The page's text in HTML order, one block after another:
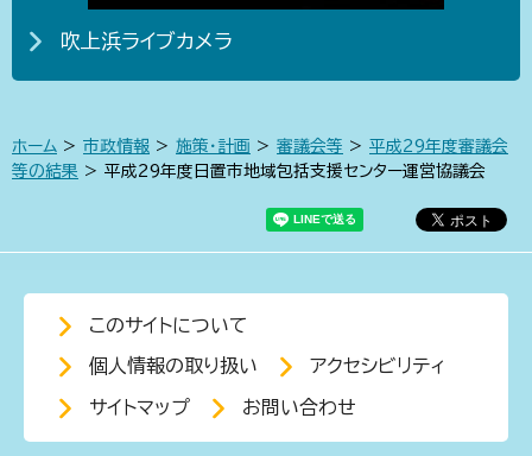
吹上浜ライブカメラ
ホーム > 市政情報 > 施策・計画 > 審議会等 > 平成29年度審議会
等の結果 > 平成29年度日置市地域包括支援センター運営協議会
このサイトについて
個人情報の取り扱い アクセシビリティ
サイトマップ お問い合わせ